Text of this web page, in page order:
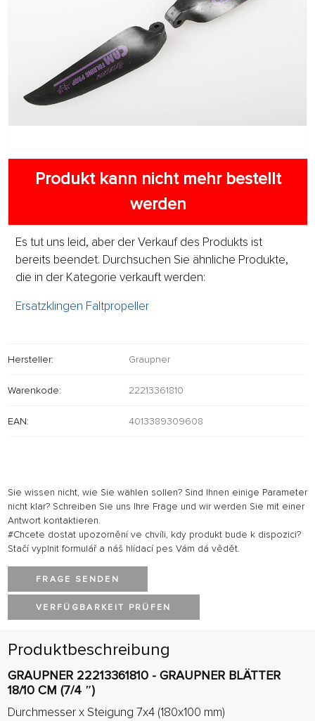
Produkt kann nicht mehr bestellt
werden
Es tut uns leid, aber der Verkauf des Produkts ist
bereits beendet. Durchsuchen Sie ähnliche Produkte,
die in der Kategorie verkauft werden:
Ersatzklingen Faltpropeller
Hersteller: Graupner
Warenkode: 22213361810
EAN: 4013389309608
Sie wissen nicht, wie Sie wählen sollen? Sind Ihnen einige Parameter
nicht klar? Schreiben Sie uns Ihre Frage und wir werden Sie mit einer
Antwort kontaktieren.
#Chcete dostat upozornění ve chvíli, kdy produkt bude k dispozici?
Stačí vyplnit formulář a náš hlídací pes Vám dá vědět.
FRAGE SENDEN
VERFÜGBARKEIT PRÜFEN
Produktbeschreibung
GRAUPNER 22213361810 - GRAUPNER BLÄTTER
18/10 CM (7/4 ″)
Durchmesser x Steigung 7x4 (180x100 mm)